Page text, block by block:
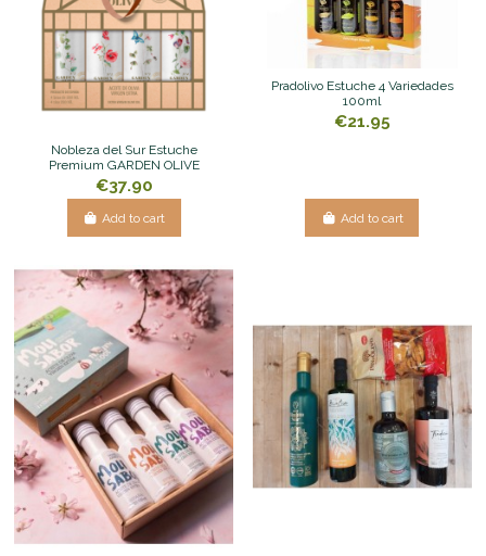
Nobleza del Sur Estuche
Premium GARDEN OLIVE
€37.90
Add to cart
Pradolivo Estuche 4 Variedades
100ml
€21.95
Add to cart